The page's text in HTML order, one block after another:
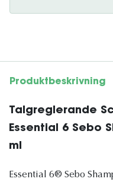
Produktbeskrivning
Talgreglerande
Essential 6 Sebo
ml
Essential 6® Sebo